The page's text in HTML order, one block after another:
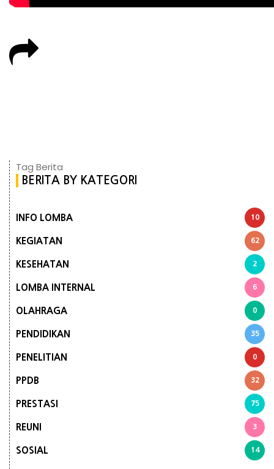
Tag Berita
BERITA BY KATEGORI
INFO LOMBA 10
KEGIATAN 62
KESEHATAN 2
LOMBA INTERNAL 6
OLAHRAGA 0
PENDIDIKAN 35
PENELITIAN 0
PPDB 32
PRESTASI 75
REUNI 3
SOSIAL 14